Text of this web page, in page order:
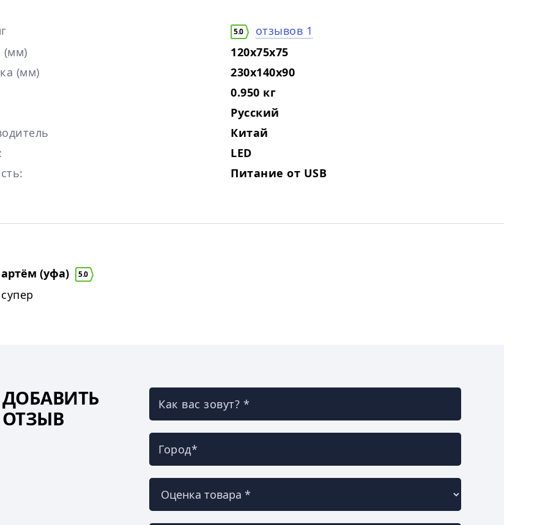
5.0
отзывов 1
(мм)
120x75x75
(мм)
230x140x90
0.950 кг
Русский
Китай
LED
Питание от USB
артём (уфа) 5.0
супер
ДОБАВИТЬ
ОТЗЫВ
Как вас зовут? *
Город*